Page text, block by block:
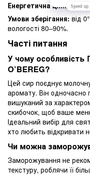
Енергетична цінність:
Умови зберігання: від
вологості 80–90%.
Часті питання
У чому особливість
O’BEREG?
Цей сир поєднує
аромату. Він одночасно
вишуканий за
скибочок, щоб ваше
Ідеальний вибір для
хто любить відкривати
Чи можна
Заморожування не
текстуру, роблячи її